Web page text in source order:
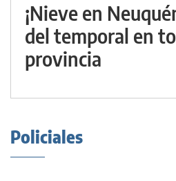
¡Nieve en
del temporal en
provincia
Policiales